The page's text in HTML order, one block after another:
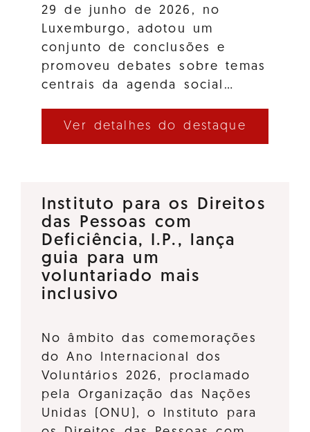
29 de junho de 2026, no
Luxemburgo, adotou um
conjunto de conclusões e
promoveu debates sobre temas
centrais da agenda social…
Ver detalhes do destaque
Instituto para os Direitos
das Pessoas com
Deficiência, I.P., lança
guia para um
voluntariado mais
inclusivo
No âmbito das comemorações
do Ano Internacional dos
Voluntários 2026, proclamado
pela Organização das Nações
Unidas (ONU), o Instituto para